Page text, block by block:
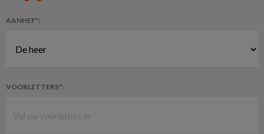
AANHEF*:
VOORLETTERS*: